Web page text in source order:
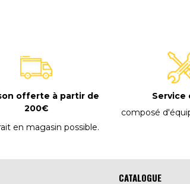
offerte à partir de
200€
en magasin possible.
Service
composé
CATALOGUE